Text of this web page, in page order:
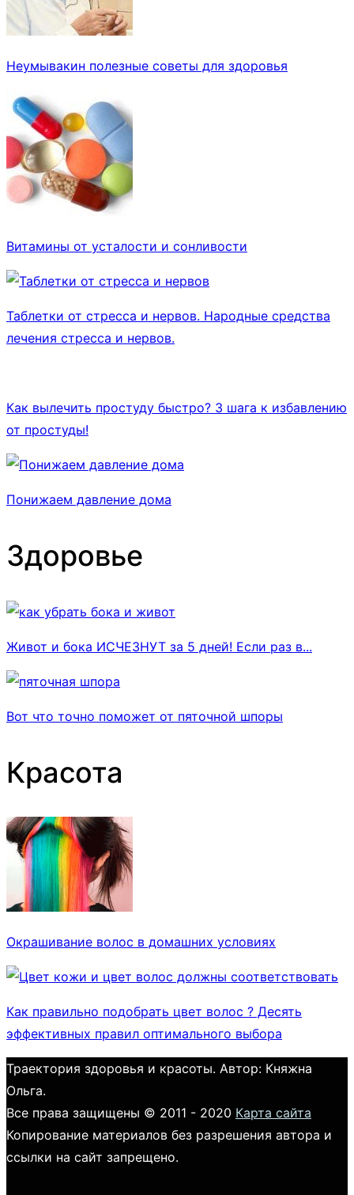
Неумывакин полезные советы для здоровья
Витамины от усталости и сонливости
Таблетки от стресса и нервов. Народные средства
лечения стресса и нервов.
Как вылечить простуду быстро? 3 шага к избавлению
от простуды!
Понижаем давление дома
Здоровье
Живот и бока ИСЧЕЗНУТ за 5 дней! Если раз в...
Вот что точно поможет от пяточной шпоры
Красота
Окрашивание волос в домашних условиях
Как правильно подобрать цвет волос ? Десять
эффективных правил оптимального выбора
Траектория здоровья и красоты. Автор: Княжна
Ольга.
Все права защищены © 2011 - 2020 Карта сайта
Копирование материалов без разрешения автора и
ссылки на сайт запрещено.